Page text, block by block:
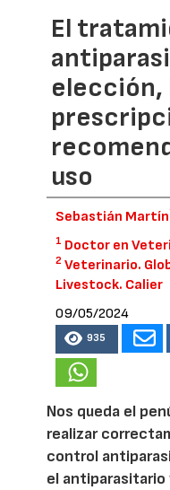
El
uso
Sebastián Martín
1 Doctor en
2 Veterinario.
Livestock. Calier
09/05/2024
935
Nos queda el
realizar
control
el antiparasitario